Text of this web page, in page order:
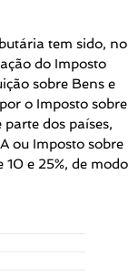
tem sido, no
do Imposto
sobre Bens e
o Imposto sobre
dos países,
ou Imposto sobre
e 25%, de modo